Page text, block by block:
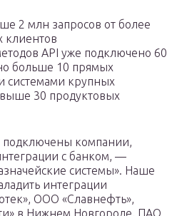
2 млн запросов от более
клиентов
API уже подключено 60
больше 10 прямых
системами крупных
30 продуктовых
компании,
с банком, —
системы». Наше
интеграции
ООО «Славнефть»,
в Нижнем Новгороде, ПАО